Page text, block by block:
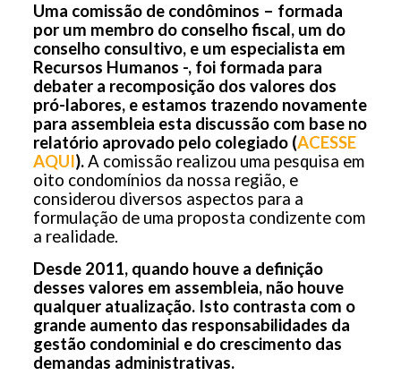
Uma comissão de condôminos – formada
por um membro do conselho fiscal, um do
conselho consultivo, e um especialista em
Recursos Humanos -, foi formada para
debater a recomposição dos valores dos
pró-labores, e estamos trazendo novamente
para assembleia esta discussão com base no
relatório aprovado pelo colegiado (ACESSE
AQUI).A comissão realizou uma pesquisa em
oito condomínios da nossa região, e
considerou diversos aspectos para a
formulação de uma proposta condizente com
a realidade.
Desde 2011, quando houve a definição
desses valores em assembleia, não houve
qualquer atualização. Isto contrasta com o
grande aumento das responsabilidades da
gestão condominial e do crescimento das
demandas administrativas.